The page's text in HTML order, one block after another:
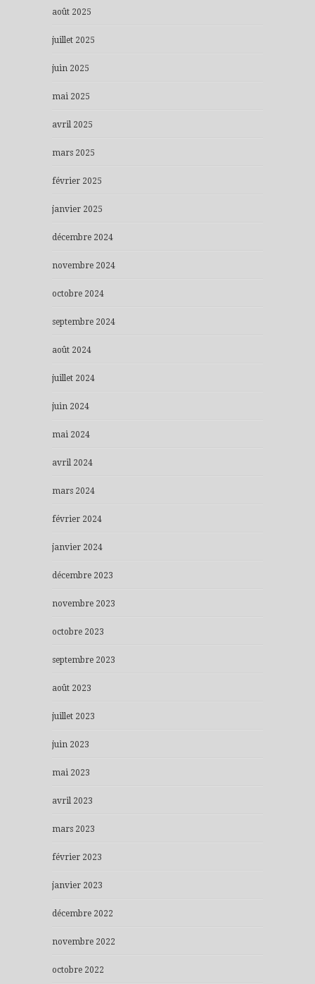
août 2025
juillet 2025
juin 2025
mai 2025
avril 2025
mars 2025
février 2025
janvier 2025
décembre 2024
novembre 2024
octobre 2024
septembre 2024
août 2024
juillet 2024
juin 2024
mai 2024
avril 2024
mars 2024
février 2024
janvier 2024
décembre 2023
novembre 2023
octobre 2023
septembre 2023
août 2023
juillet 2023
juin 2023
mai 2023
avril 2023
mars 2023
février 2023
janvier 2023
décembre 2022
novembre 2022
octobre 2022